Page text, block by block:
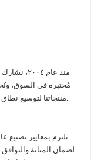
منذ عام
مُختبرة في السوق،
نلتزم بمعايير تصنيع
لضمان المتانة